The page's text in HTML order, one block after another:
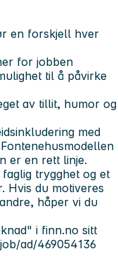
en forskjell hver
for jobben
til å påvirke
av tillit, humor og
med
er en rett linje.
trygghet og et
Hvis du motiveres
håper vi du
i finn.no sitt
ad/469054136